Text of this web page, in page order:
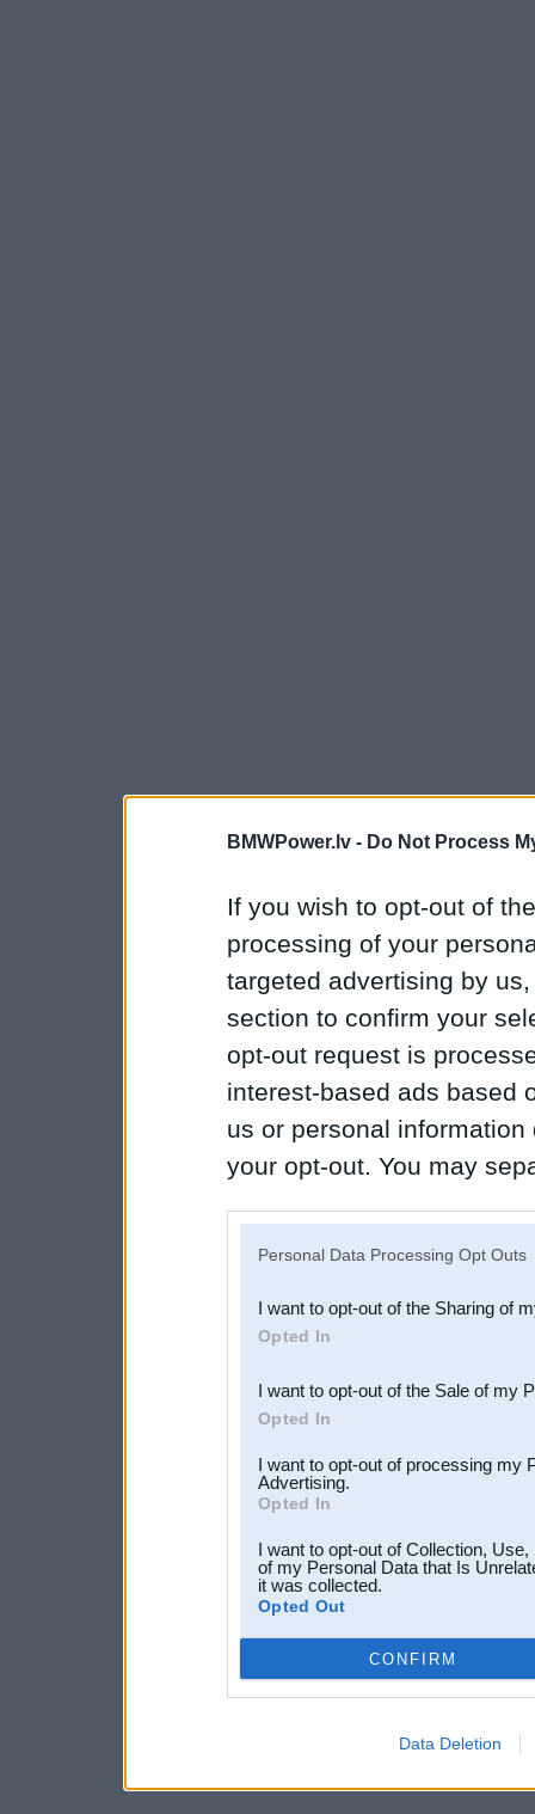
BMWPower.lv - Do Not Process
If you wish to opt-out of
processing of your
targeted advertising by
section to confirm your
opt-out request is
interest-based ads based
us or personal
your opt-out. You may
Downstream Participants
third parties.
Personal Data Processing Opt Outs
I want to opt-out of the Sharing of
Opted In
I want to opt-out of the Sale of my
Opted In
I want to opt-out of processing my
Advertising.
Opted In
I want to opt-out of Collection,
of my Personal Data that Is
it was collected.
Opted Out
CONFIRM
Data Deletion